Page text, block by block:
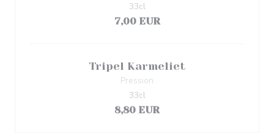
7,00 EUR
33cl
Tripel Karmeliet
Pression
8,80 EUR
33cl